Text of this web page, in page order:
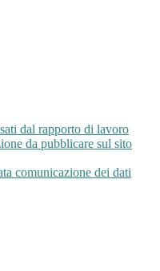
dal rapporto di lavoro
da pubblicare sul sito
comunicazione dei dati